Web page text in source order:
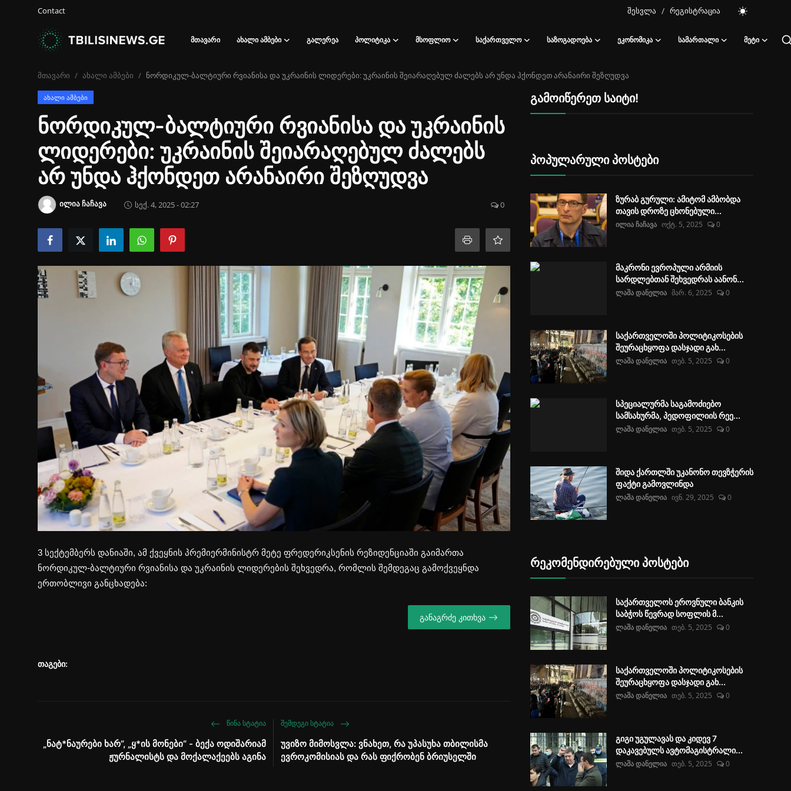
Contact შესვლა / რეგისტრაცია
ᲛᲗᲐᲕᲐᲠᲘ ᲐᲮᲐᲚᲘ ᲐᲛᲑᲔᲑᲘ ᲒᲐᲚᲔᲠᲔᲐ ᲞᲝᲚᲘᲢᲘᲙᲐ ᲛᲡᲝᲤᲚᲘᲝ ᲡᲐᲥᲐᲠᲗᲕᲔᲚᲝ ᲡᲐᲖᲝᲒᲐᲓᲝᲔᲑᲐ ᲔᲙᲝᲜᲝᲛᲘᲙᲐ ᲡᲐᲛᲐᲠᲗᲐᲚᲘ ᲛᲔᲢᲘ
რეგისტრაცია
ახალი ამბები
Contact
გალერეა
პოლიტიკა
მსოფლიო
საქართველო
საზოგადოება
სპორტი
შოუ-ბიზნესი
აგროსიახლეები
მთავარი ახალი ამბები ნორდიკულ-ბალტიური რვიანისა და უკრაინის ლიდერები: უკრაინის შეიარაღებულ ძალებს არ უნდა ჰქონდეთ არანაირი შეზღუდვა
ᲐᲮᲐᲚᲘ ᲐᲛᲑᲔᲑᲘ
ნორდიკულ-ბალტიური რვიანისა და უკრაინის
ლიდერები: უკრაინის შეიარაღებულ ძალებს
არ უნდა ჰქონდეთ არანაირი შეზღუდვა
ილია ჩაჩავა სექ. 4, 2025 - 02:27 0
3 სექტემბერს დანიაში, ამ ქვეყნის პრემიერმინისტრ მეტე ფრედერიკსენის რეზიდენციაში გაიმართა
ნორდიკულ-ბალტიური რვიანისა და უკრაინის ლიდერების შეხვედრა, რომლის შემდეგაც გამოქვეყნდა
ერთობლივი განცხადება:
განაგრძე კითხვა
თაგები:
ᲬᲘᲜᲐ ᲡᲢᲐᲢᲘᲐ
„ნატ*ნაურები ხარ“, „ყ*ის მონები“ - ბექა ოდიშარიამ
ჟურნალისტს და მოქალაქეებს აგინა
ᲨᲔᲛᲓᲔᲒᲘ ᲡᲢᲐᲢᲘᲐ
უვიზო მიმოსვლა: ვნახეთ, რა უპასუხა თბილისმა
ევროკომისიას და რას ფიქრობენ ბრიუსელში
გამოიწერეთ საიტი!
პოპულარული პოსტები
ზურაბ გურული: ამიტომ ამბობდა
თავის დროზე ცხონებული...
ილია ჩაჩავა ოქტ. 5, 2025 0
მაკრონი ევროპული არმიის
სარდლებთან შეხვედრას აანონ...
ლაშა დანელია მარ. 6, 2025 0
საქართველოში პოლიტიკოსების
შეურაცხყოფა დასჯადი გახ...
ლაშა დანელია თებ. 5, 2025 0
სპეციალურმა საგამოძიებო
სამსახურმა, პედოფილიის რეე...
ლაშა დანელია თებ. 5, 2025 0
შიდა ქართლში უკანონო თევზჭერის
ფაქტი გამოვლინდა
ლაშა დანელია ივნ. 29, 2025 0
რეკომენდირებული პოსტები
საქართველოს ეროვნული ბანკის
საბჭოს წევრად სოფლის მ...
ლაშა დანელია თებ. 5, 2025 0
საქართველოში პოლიტიკოსების
შეურაცხყოფა დასჯადი გახ...
ლაშა დანელია თებ. 5, 2025 0
გიგი უგულავას და კიდევ 7
დაკავებულს ავტომაგისტრალი...
ლაშა დანელია თებ. 5, 2025 0